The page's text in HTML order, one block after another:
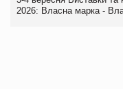
2026: Власна марка -